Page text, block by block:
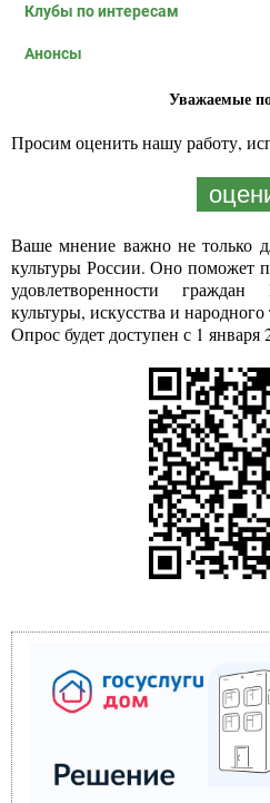
Клубы по интересам
Анонсы
Уважаемые
Просим оценить нашу работу,
Ваше мнение важно не только
культуры России. Оно поможет
удовлетворенности
культуры, искусства и народного
Опрос будет доступен с 1 января